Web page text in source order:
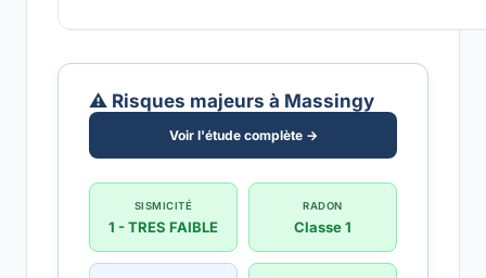
⚠️ Risques majeurs à Massingy
Voir l'étude complète →
SISMICITÉ
1 - TRES FAIBLE
RADON
Classe 1